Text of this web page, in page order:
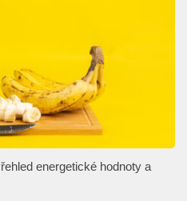
energetické hodnoty a